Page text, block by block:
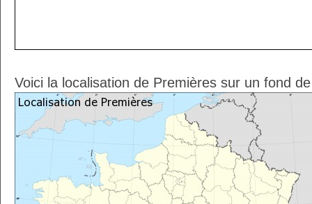
Voici la localisation de Premières sur un fond